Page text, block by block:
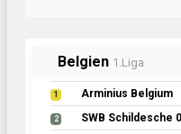
Belgien 1.Liga
1 Arminius Belgium
2 SWB Schildesche